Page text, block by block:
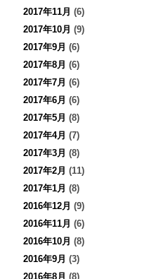
2017年11月 (6)
2017年10月 (9)
2017年9月 (6)
2017年8月 (6)
2017年7月 (6)
2017年6月 (6)
2017年5月 (8)
2017年4月 (7)
2017年3月 (8)
2017年2月 (11)
2017年1月 (8)
2016年12月 (9)
2016年11月 (6)
2016年10月 (8)
2016年9月 (3)
2016年8月 (8)